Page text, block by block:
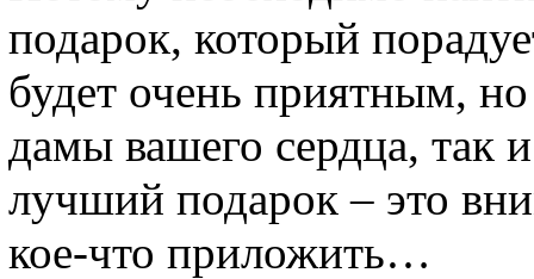
подарок, который
будет очень приятным,
дамы вашего сердца, так
лучший подарок – это
кое-что приложить…